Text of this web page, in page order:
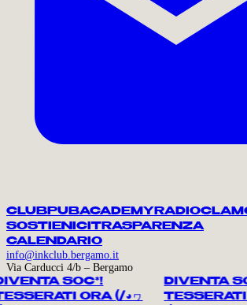
CLUB PUBACADEMY RADIO
SOSTIENICI TRASPARENZA
CALENDARIO
info@inkclub.bergamo.it
Via Carducci 4/b – Bergamo
SOC*!
ORA(/◕ヮ
DIVENTA